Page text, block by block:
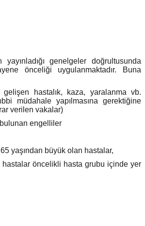
yayınladığı genelgeler doğrultusunda
önceliği uygulanmaktadır. Buna
hastalık, kaza, yaralanma vb.
müdahale yapılmasına gerektiğine
verilen vakalar)
engelliler
yaşından büyük olan hastalar,
hastalar öncelikli hasta grubu içinde yer